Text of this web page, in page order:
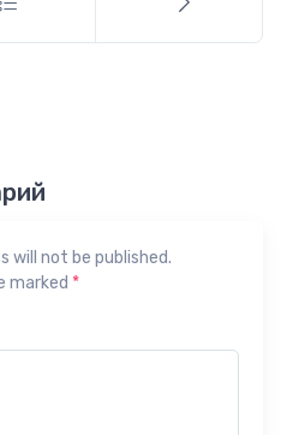
will not be published.
marked *